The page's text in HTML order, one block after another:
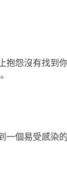
抱怨沒有找到
一個易受感染